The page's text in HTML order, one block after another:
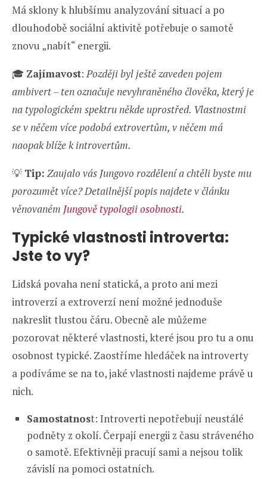
Má sklony k hlubšímu analyzování situací a po
dlouhodobě sociální aktivitě potřebuje o samotě
znovu „nabít“ energii.
🎓 Zajímavost:Později byl ještě zaveden pojem
ambivert – ten označuje nevyhraněného člověka, který je
na typologickém spektru někde uprostřed. Vlastnostmi
se v něčem více podobá extrovertům, v něčem má
naopak blíže k introvertům.
💡 Tip: Zaujalo vás Jungovo rozdělení a chtěli byste mu
porozumět více? Detailnější popis najdete v článku
věnovaném Jungově typologii osobnosti.
Typické vlastnosti introverta:
Jste to vy?
Lidská povaha není statická, a proto ani mezi
introverzí a extroverzí není možné jednoduše
nakreslit tlustou čáru. Obecně ale můžeme
pozorovat některé vlastnosti, které jsou pro tu a onu
osobnost typické. Zaostříme hledáček na introverty
a podíváme se na to, jaké vlastnosti najdeme právě u
nich.
Samostatnost: Introverti nepotřebují neustálé
podněty z okolí. Čerpají energii z času stráveného
o samotě. Efektivněji pracují sami a nejsou tolik
závislí na pomoci ostatních.